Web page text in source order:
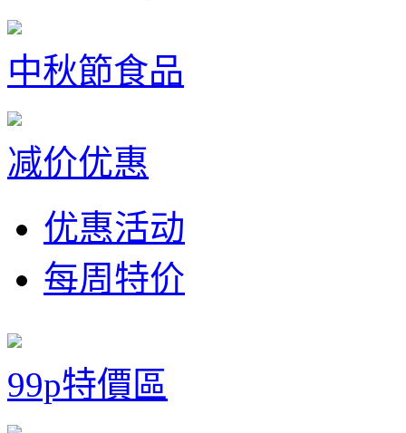
中秋節食品
减价优惠
优惠活动
每周特价
99p特價區